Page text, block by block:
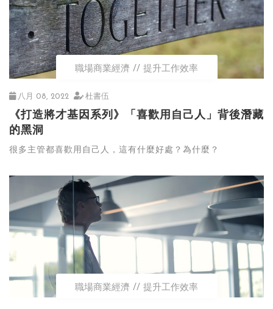
職場商業經濟 提升工作效率
八月 08, 2022 杜書伍
《打造將才基因系列》「喜歡用自己人」背後潛藏
的黑洞
很多主管都喜歡用自己人，這有什麼好處？為什麼？
職場商業經濟 提升工作效率